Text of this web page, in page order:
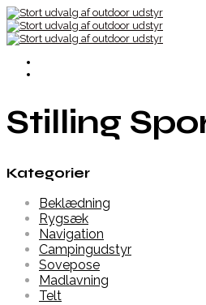
Stilling
Kategorier
Beklædning
Rygsæk
Navigation
Campingudstyr
Sovepose
Madlavning
Telt